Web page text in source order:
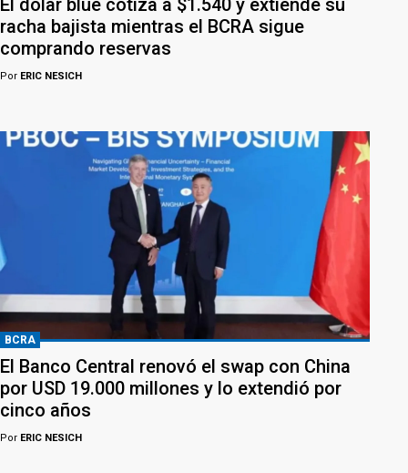
El dólar blue cotiza a $1.540 y extiende su
racha bajista mientras el BCRA sigue
comprando reservas
Por ERIC NESICH
BCRA
El Banco Central renovó el swap con China
por USD 19.000 millones y lo extendió por
cinco años
Por ERIC NESICH